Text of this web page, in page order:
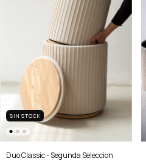
SIN STOCK
Duo Classic - Segunda Seleccion